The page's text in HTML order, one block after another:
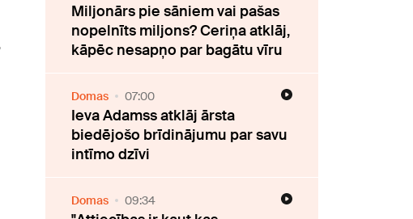
Miljonārs pie sāniem vai pašas
nopelnīts miljons? Ceriņa atklāj,
kāpēc nesapņo par bagātu vīru
Domas 07:00
Ieva Adamss atklāj ārsta
biedējošo brīdinājumu par savu
intīmo dzīvi
Domas 09:34